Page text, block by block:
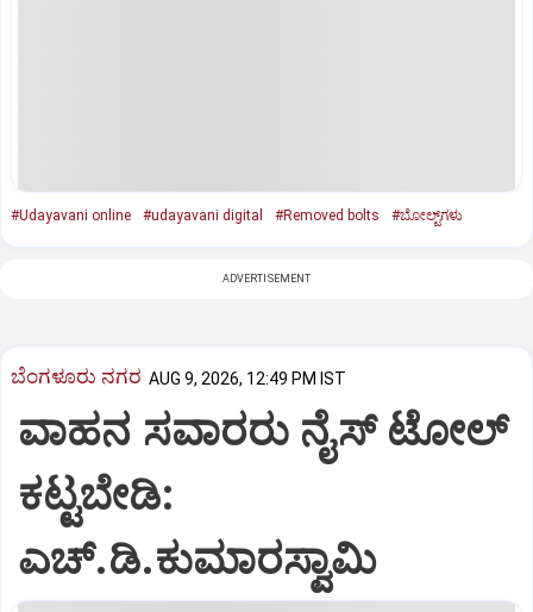
#Udayavani online #udayavani digital #Removed bolts #ಬೋಲ್ಟ್‌ಗಳು
ADVERTISEMENT
ಬೆಂಗಳೂರು ನಗರ AUG 9, 2026, 12:49 PM IST
ವಾಹನ ಸವಾರರು ನೈಸ್‌ ಟೋಲ್‌
ಕಟ್ಟಬೇಡಿ:
ಎಚ್‌.ಡಿ.ಕುಮಾರಸ್ವಾಮಿ